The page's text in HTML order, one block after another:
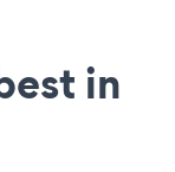
in